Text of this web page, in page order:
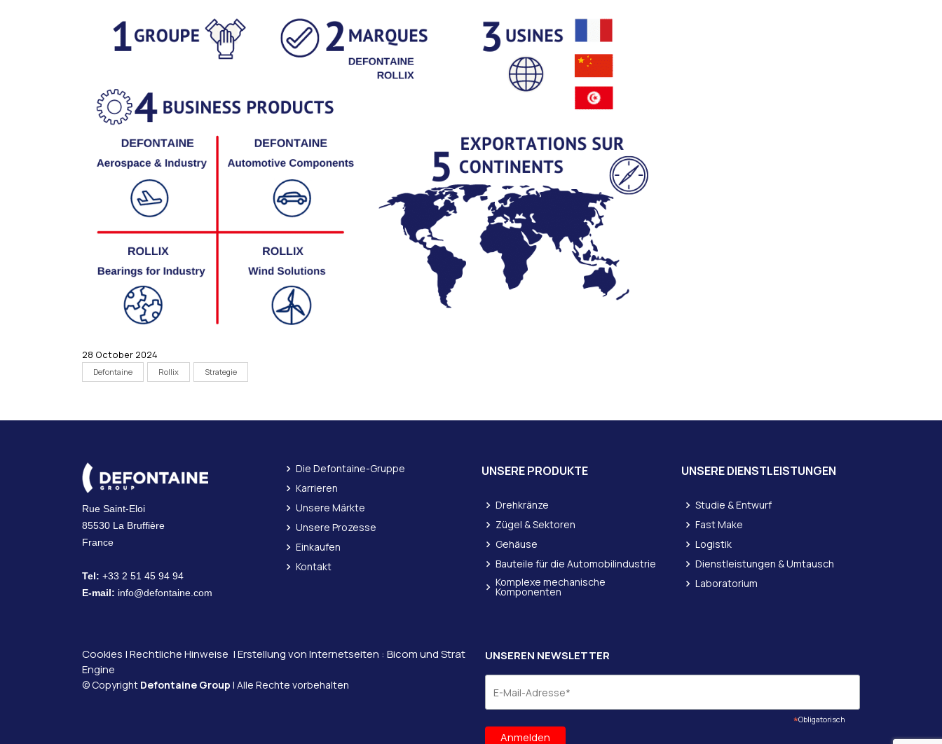
28 October 2024
Defontaine Rollix Strategie
Rue Saint-Eloi
85530 La Bruffière
France
Tel: +33 2 51 45 94 94
E-mail: info@defontaine.com
Die Defontaine-Gruppe
Karrieren
Unsere Märkte
Unsere Prozesse
Einkaufen
Kontakt
UNSERE PRODUKTE
Drehkränze
Zügel & Sektoren
Gehäuse
Bauteile für die Automobilindustrie
Komplexe mechanische
Komponenten
UNSERE DIENSTLEISTUNGEN
Studie & Entwurf
Fast Make
Logistik
Dienstleistungen & Umtausch
Laboratorium
Cookies |Rechtliche Hinweise | Erstellung von Internetseiten : Bicom undStrat
Engine
© Copyright Defontaine Group | Alle Rechte vorbehalten
UNSEREN NEWSLETTER
*Obligatorisch